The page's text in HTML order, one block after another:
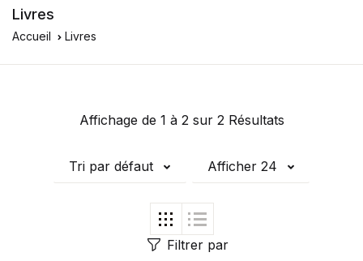
Livres
Accueil Livres
Affichage de 1 à 2 sur 2 Résultats
Tri par défaut Afficher 24
Filtrer par